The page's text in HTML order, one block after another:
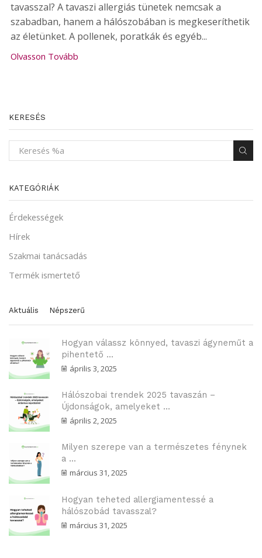
tavasszal? A tavaszi allergiás tünetek nemcsak a
szabadban, hanem a hálószobában is megkeseríthetik
az életünket. A pollenek, poratkák és egyéb...
Olvasson Tovább
KERESÉS
KATEGÓRIÁK
Érdekességek
Hírek
Szakmai tanácsadás
Termék ismertető
Aktuális Népszerű
Hogyan válassz könnyed, tavaszi ágyneműt a
pihentető ...
április 3, 2025
Hálószobai trendek 2025 tavaszán –
Újdonságok, amelyeket ...
április 2, 2025
Milyen szerepe van a természetes fénynek
a ...
március 31, 2025
Hogyan teheted allergiamentessé a
hálószobád tavasszal?
március 31, 2025